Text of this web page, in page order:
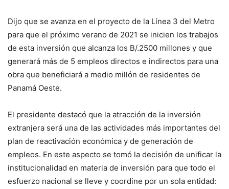
Dijo que se avanza en el proyecto de la Línea 3 del Metro
para que el próximo verano de 2021 se inicien los trabajos
de esta inversión que alcanza los B/.2500 millones y que
generará más de 5 empleos directos e indirectos para una
obra que beneficiará a medio millón de residentes de
Panamá Oeste.
El presidente destacó que la atracción de la inversión
extranjera será una de las actividades más importantes del
plan de reactivación económica y de generación de
empleos. En este aspecto se tomó la decisión de unificar la
institucionalidad en materia de inversión para que todo el
esfuerzo nacional se lleve y coordine por un sola entidad: